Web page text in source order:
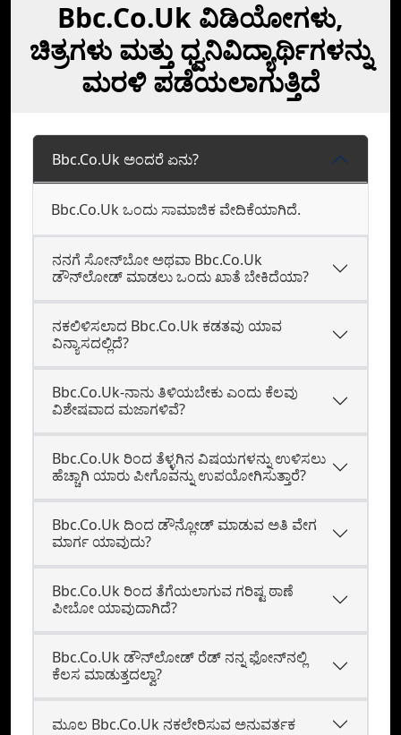
Bbc.Co.Uk ವಿಡಿಯೋಗಳು,
ಚಿತ್ರಗಳು ಮತ್ತು ಧ್ವನಿವಿದ್ಯಾರ್ಥಿಗಳನ್ನು
ಮರಳಿ ಪಡೆಯಲಾಗುತ್ತಿದೆ
Bbc.Co.Uk ಅಂದರೆ ಏನು?
Bbc.Co.Uk ಒಂದು ಸಾಮಾಜಿಕ ವೇದಿಕೆಯಾಗಿದೆ.
ನನಗೆ ಸೋನ್‌ಬೋ ಅಥವಾ Bbc.Co.Uk
ಡೌನ್‌ಲೋಡ್‌ ಮಾಡಲು ಒಂದು ಖಾತೆ ಬೇಕಿದೆಯಾ?
ನಕಲಿಳಿಸಲಾದ Bbc.Co.Uk ಕಡತವು ಯಾವ
ವಿನ್ಯಾಸದಲ್ಲಿದೆ?
Bbc.Co.Uk-ನಾನು ತಿಳಿಯಬೇಕು ಎಂದು ಕೆಲವು
ವಿಶೇಷವಾದ ಮಜಾಗಳಿವೆ?
Bbc.Co.Uk ರಿಂದ ತೆಳ್ಳಗಿನ ವಿಷಯಗಳನ್ನು ಉಳಿಸಲು
ಹೆಚ್ಚಾಗಿ ಯಾರು ಪೀಗೊವನ್ನು ಉಪಯೋಗಿಸುತ್ತಾರೆ?
Bbc.Co.Uk ದಿಂದ ಡೌನ್ಲೋಡ್ ಮಾಡುವ ಅತಿ ವೇಗ
ಮಾರ್ಗ ಯಾವುದು?
Bbc.Co.Uk ರಿಂದ ತೆಗೆಯಲಾಗುವ ಗರಿಷ್ಟ ಠಾಣೆ
ಪೀಬೋ ಯಾವುದಾಗಿದೆ?
Bbc.Co.Uk ಡೌನ್‌ಲೋಡ್‌ ರೆಡ್‌ ನನ್ನ ಫೋನ್‍ನಲ್ಲಿ
ಕೆಲಸ ಮಾಡುತ್ತದಲ್ವಾ?
ಮೂಲ Bbc.Co.Uk ನಕಲೇರಿಸುವ ಅನುವರ್ತಕ